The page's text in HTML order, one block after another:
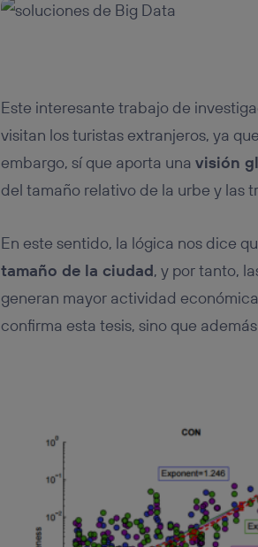
Este interesante trabajo de
visitan los turistas extranjeros, ya
embargo, sí que aporta una visión
del tamaño relativo de la urbe y las
En este sentido, la lógica nos dice
tamaño de la ciudad, y por tanto,
generan mayor actividad
confirma esta tesis, sino que